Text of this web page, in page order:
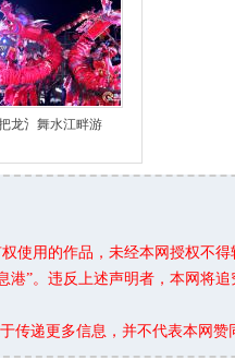
龙氵舞水江畔游
使用的作品，未经本网授权不
”。违反上述声明者，本网将追
递更多信息，并不代表本网赞